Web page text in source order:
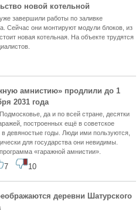
новой котельной
завершили работы по заливке
Сейчас они монтируют модули блоков, из
новая котельная. На объекте трудятся
амнистию» продлили до 1
2031 года
да и по всей стране, десятки
построенных ещё в советское
девяностые годы. Люди ими пользуются,
для государства они невидимы.
«гаражной амнистии».
7 10
деревни Шатурского